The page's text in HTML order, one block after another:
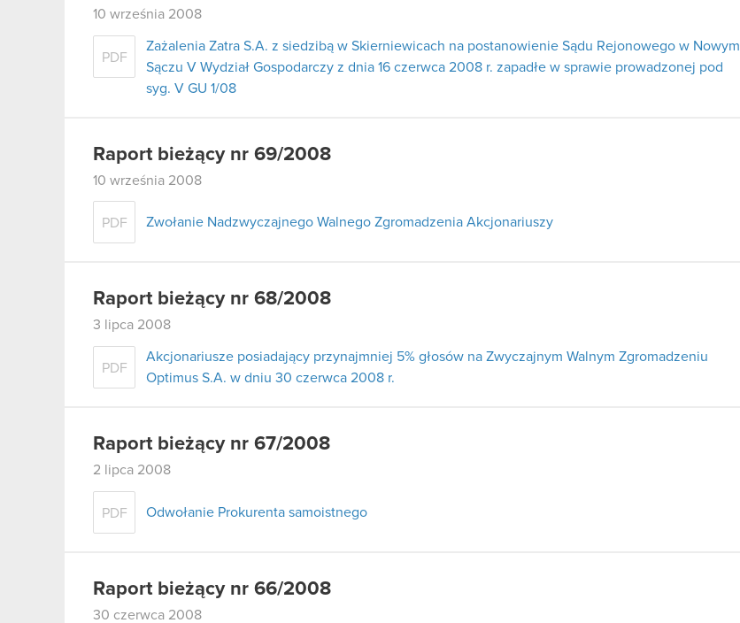
10 września 2008
PDF
Zażalenia Zatra S.A. z siedzibą w Skierniewicach na postanowienie Sądu Rejonowego w Nowym
Sączu V Wydział Gospodarczy z dnia 16 czerwca 2008 r. zapadłe w sprawie prowadzonej pod
syg. V GU 1/08
Raport bieżący nr 69/2008
10 września 2008
PDF Zwołanie Nadzwyczajnego Walnego Zgromadzenia Akcjonariuszy
Raport bieżący nr 68/2008
3 lipca 2008
PDF
Akcjonariusze posiadający przynajmniej 5% głosów na Zwyczajnym Walnym Zgromadzeniu
Optimus S.A. w dniu 30 czerwca 2008 r.
Raport bieżący nr 67/2008
2 lipca 2008
PDF Odwołanie Prokurenta samoistnego
Raport bieżący nr 66/2008
30 czerwca 2008